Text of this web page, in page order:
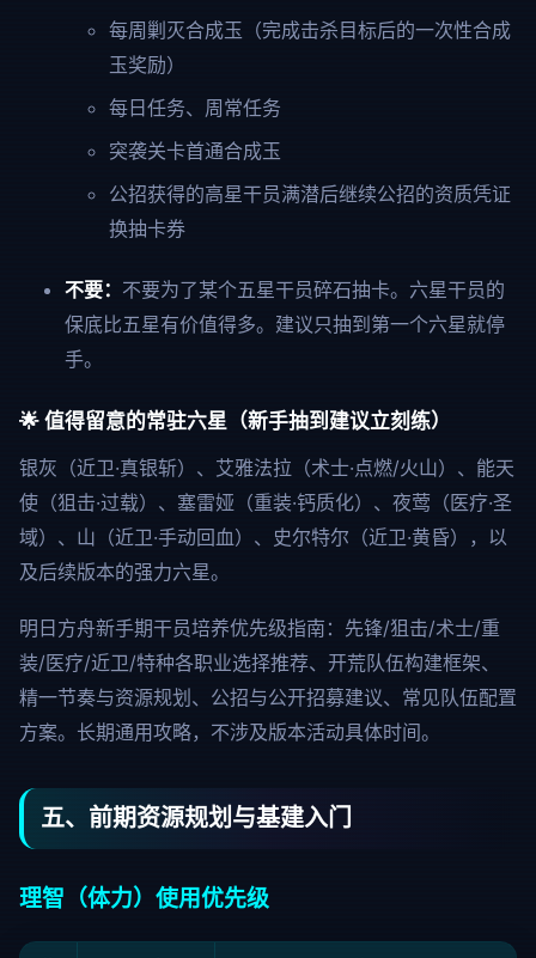
每周剿灭合成玉（完成击杀目标后的一次性合成
玉奖励）
每日任务、周常任务
突袭关卡首通合成玉
公招获得的高星干员满潜后继续公招的资质凭证
换抽卡券
不要： 不要为了某个五星干员碎石抽卡。六星干员的
保底比五星有价值得多。建议只抽到第一个六星就停
手。
🌟 值得留意的常驻六星（新手抽到建议立刻练）
银灰（近卫·真银斩）、艾雅法拉（术士·点燃/火山）、能天
使（狙击·过载）、塞雷娅（重装·钙质化）、夜莺（医疗·圣
域）、山（近卫·手动回血）、史尔特尔（近卫·黄昏），以
及后续版本的强力六星。
明日方舟新手期干员培养优先级指南：先锋/狙击/术士/重
装/医疗/近卫/特种各职业选择推荐、开荒队伍构建框架、
精一节奏与资源规划、公招与公开招募建议、常见队伍配置
方案。长期通用攻略，不涉及版本活动具体时间。
五、前期资源规划与基建入门
理智（体力）使用优先级